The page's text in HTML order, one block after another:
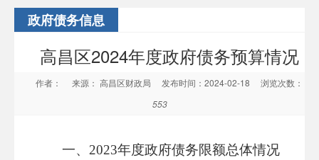
政府债务信息
高昌区2024年度政府债务预算情况
作者： 来源： 高昌区财政局 发布时间：2024-02-18
浏览次数：
553
一、 2023年度政府债务限额总体情况